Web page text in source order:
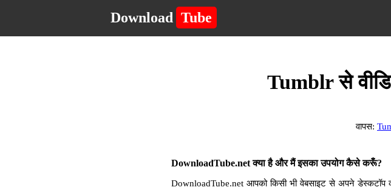
Download Tube
Tumblr से
वापस:
DownloadTube.net क्या है और मैं इसका उपयोग कैसे करूँ?
DownloadTube.net आपको किसी भी वेबसाइट से अपने डेस्कटॉप